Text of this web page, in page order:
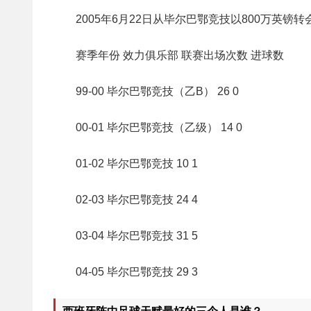
2005年6月22日从毕尔巴鄂竞技以800万英镑转
赛季年份 效力俱乐部 联赛出场次数 进球数
99-00 毕尔巴鄂竞技（乙B） 26 0
00-01 毕尔巴鄂竞技（乙级） 14 0
01-02 毕尔巴鄂竞技 10 1
02-03 毕尔巴鄂竞技 24 4
03-04 毕尔巴鄂竞技 31 5
04-05 毕尔巴鄂竞技 29 3